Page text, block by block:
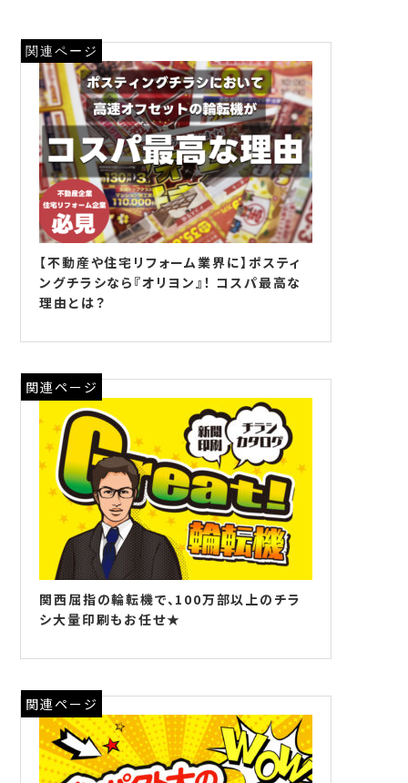
関連ページ
【不動産や住宅リフォーム業界に】ポスティ
ングチラシなら『オリヨン』！ コスパ最高な
理由とは？
関連ページ
関西屈指の輪転機で、100万部以上のチラ
シ大量印刷もお任せ★
関連ページ